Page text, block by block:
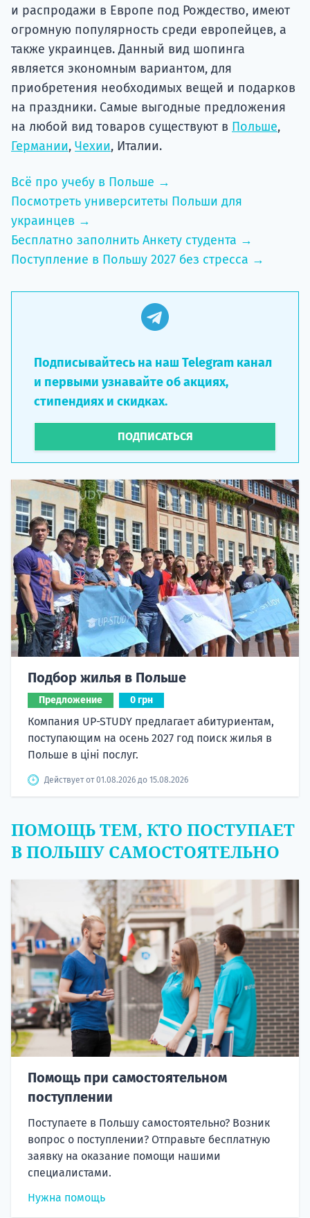
и распродажи в Европе под Рождество, имеют
огромную популярность среди европейцев, а
также украинцев. Данный вид шопинга
является экономным вариантом, для
приобретения необходимых вещей и подарков
на праздники. Самые выгодные предложения
на любой вид товаров существуют в Польше,
Германии, Чехии, Италии.
Всё про учебу в Польше →
Посмотреть университеты Польши для
украинцев →
Бесплатно заполнить Анкету студента →
Поступление в Польшу 2027 без стресса →
Подписывайтесь на наш Telegram канал
и первыми узнавайте об акциях,
стипендиях и скидках.
ПОДПИСАТЬСЯ
Подбор жилья в Польше
Предложение 0 грн
Компания UP-STUDY предлагает абитуриентам,
поступающим на осень 2027 год поиск жилья в
Польше в ціні послуг.
Действует от 01.08.2026 до 15.08.2026
ПОМОЩЬ ТЕМ, КТО ПОСТУПАЕТ
В ПОЛЬШУ САМОСТОЯТЕЛЬНО
Помощь при самостоятельном
поступлении
Поступаете в Польшу самостоятельно? Возник
вопрос о поступлении? Отправьте бесплатную
заявку на оказание помощи нашими
специалистами.
Нужна помощь